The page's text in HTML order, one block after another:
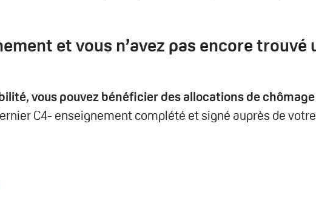
et vous n’avez pas encore trouvé
,vous pouvez bénéficier des allocations de chômage
C4- enseignement complété et signé auprès de